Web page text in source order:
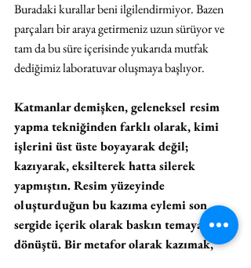
Buradaki kurallar beni ilgilendirmiyor. Bazen
parçaları bir araya getirmeniz uzun sürüyor ve
tam da bu süre içerisinde yukarıda mutfak
dediğimiz laboratuvar oluşmaya başlıyor.
Katmanlar demişken, geleneksel resim
yapma tekniğinden farklı olarak, kimi
işlerini üst üste boyayarak değil;
kazıyarak, eksilterek hatta silerek
yapmıştın. Resim yüzeyinde
oluşturduğun bu kazıma eylemi son
sergide içerik olarak baskın temaya
dönüştü. Bir metafor olarak kazımak,